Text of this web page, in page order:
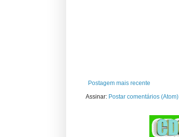
Postagem mais recente
Assinar: Postar comentários (Atom)